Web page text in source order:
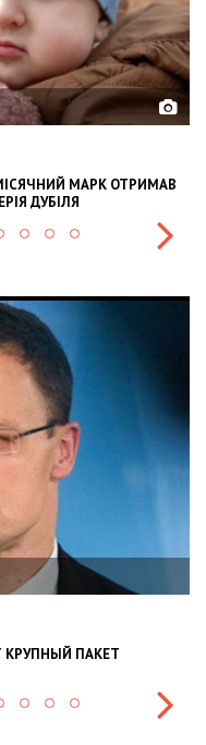
МАРК ОТРИМАВ
ДУБІЛЯ
КРУПНЫЙ ПАКЕТ